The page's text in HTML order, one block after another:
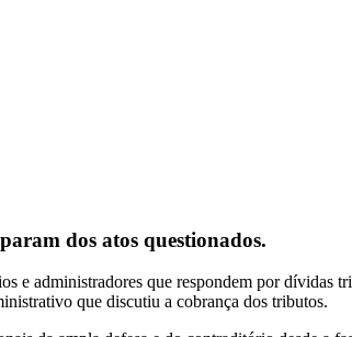
dos atos questionados.
administradores que respondem por dívidas
que discutiu a cobrança dos tributos.